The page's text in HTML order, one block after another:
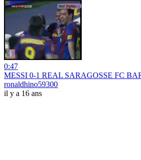
0:47
MESSI 0-1 REAL SARAGOSSE FC
ronaldhino59300
il y a 16 ans